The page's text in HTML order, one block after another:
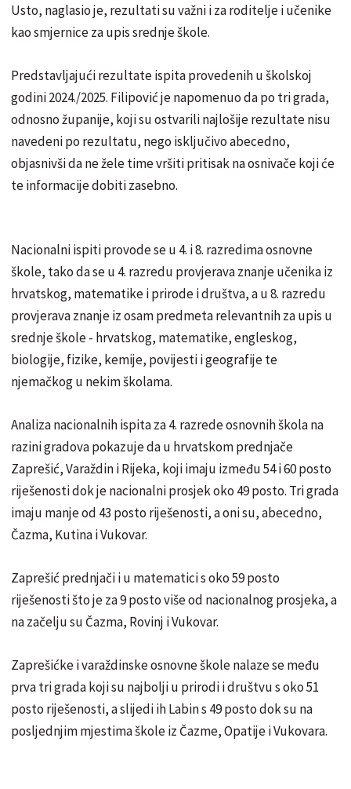
Usto, naglasio je, rezultati su važni i za roditelje i učenike
kao smjernice za upis srednje škole.
Predstavljajući rezultate ispita provedenih u školskoj
godini 2024./2025. Filipović je napomenuo da po tri grada,
odnosno županije, koji su ostvarili najlošije rezultate nisu
navedeni po rezultatu, nego isključivo abecedno,
objasnivši da ne žele time vršiti pritisak na osnivače koji će
te informacije dobiti zasebno.
Nacionalni ispiti provode se u 4. i 8. razredima osnovne
škole, tako da se u 4. razredu provjerava znanje učenika iz
hrvatskog, matematike i prirode i društva, a u 8. razredu
provjerava znanje iz osam predmeta relevantnih za upis u
srednje škole - hrvatskog, matematike, engleskog,
biologije, fizike, kemije, povijesti i geografije te
njemačkog u nekim školama.
Analiza nacionalnih ispita za 4. razrede osnovnih škola na
razini gradova pokazuje da u hrvatskom prednjače
Zaprešić, Varaždin i Rijeka, koji imaju između 54 i 60 posto
riješenosti dok je nacionalni prosjek oko 49 posto. Tri grada
imaju manje od 43 posto riješenosti, a oni su, abecedno,
Čazma, Kutina i Vukovar.
Zaprešić prednjači i u matematici s oko 59 posto
riješenosti što je za 9 posto više od nacionalnog prosjeka, a
na začelju su Čazma, Rovinj i Vukovar.
Zaprešićke i varaždinske osnovne škole nalaze se među
prva tri grada koji su najbolji u prirodi i društvu s oko 51
posto riješenosti, a slijedi ih Labin s 49 posto dok su na
posljednjim mjestima škole iz Čazme, Opatije i Vukovara.